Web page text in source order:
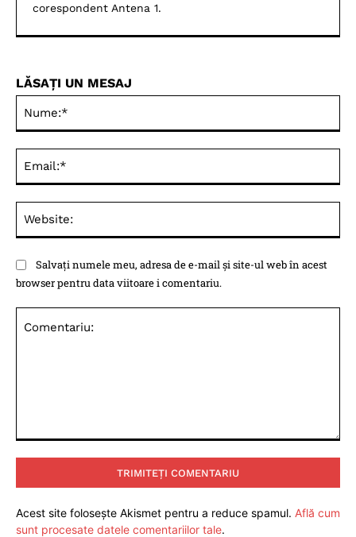
corespondent Antena 1.
LĂSAȚI UN MESAJ
Salvați numele meu, adresa de e-mail și site-ul web în acest
browser pentru data viitoare i comentariu.
Acest site folosește Akismet pentru a reduce spamul. Află cum
sunt procesate datele comentariilor tale.